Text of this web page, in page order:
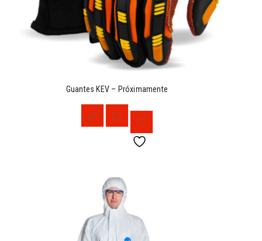
Guantes KEV – Próximamente